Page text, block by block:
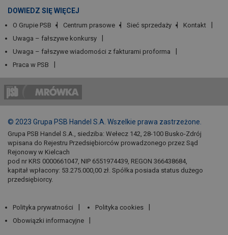
DOWIEDZ SIĘ WIĘCEJ
O Grupie PSB Centrum prasowe Sieć sprzedaży
Kontakt
Uwaga – fałszywe konkursy
Uwaga – fałszywe wiadomości z fakturami proforma
Praca w PSB
© 2023 Grupa PSB Handel S.A. Wszelkie prawa zastrzeżone.
Grupa PSB Handel S.A., siedziba: Wełecz 142, 28-100 Busko-Zdrój
wpisana do Rejestru Przedsiębiorców prowadzonego przez Sąd
Rejonowy w Kielcach
pod nr KRS 0000661047, NIP 6551974439, REGON 366438684,
kapitał wpłacony: 53.275.000,00 zł. Spółka posiada status dużego
przedsiębiorcy.
Polityka prywatności
Polityka cookies
Obowiązki informacyjne